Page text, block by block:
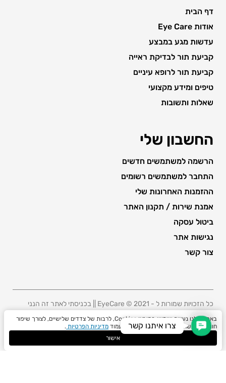
דף הבית
אודות Eye Care
עדשות מגע במבצע
קביעת תור לבדיקת ראייה
קביעת תור לרופא עיניים
טיפים ומידע מקצועי
שאלות ותשובות
החשבון שלי
הרשמה למשתמשים חדשים
התחבר למשתמשים רשומים
ההזמנות האחרונות שלי
אמנת שירות / תקנון האתר
ביטול עסקה
נגישות אתר
צור קשר
כל הזכויות שמורות ל - 2021 © EyeCare || בכניסתי לאתר זה הנני
מאשר/ת כי קראתי את תקנון האתר ואני מסכים/ה לכל תנאיו
באתר שלנו נעשה שימוש בקובצי Cookies, לרבות של צדדים שלישיים, לצורך שיפור
חוויית הגלישה. ניתן לקרוא מידע נוסף בעמוד מדיניות הפרטיות .
אישור
Contact Usצרו איתנו קשר